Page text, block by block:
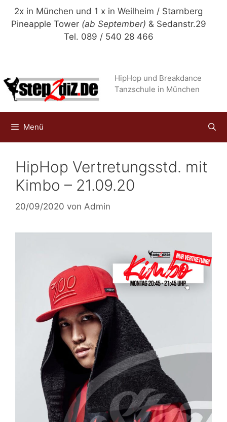
Zum
Inhalt
2x in München und 1 x in Weilheim / Starnberg
Pineapple Tower (ab September) & Sedanstr.29
Tel. 089 / 540 28 466
HipHop und Breakdance
Tanzschule in München
Menü
HipHop Vertretungsstd. mit
Kimbo – 21.09.20
20/09/2020 von Admin